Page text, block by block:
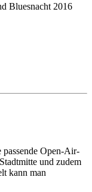
Bluesnacht 2016
passende Open-Air-
und zudem
kann man